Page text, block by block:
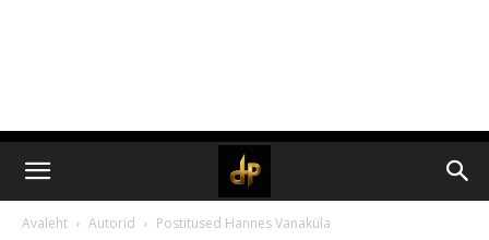
Avaleht Autorid Postitused Hannes Vanaküla